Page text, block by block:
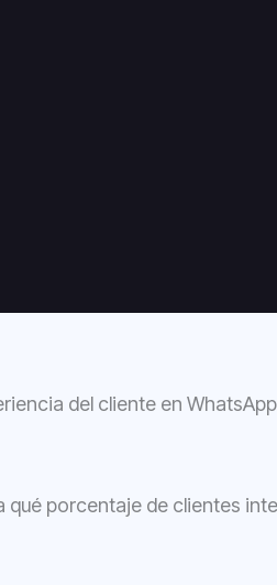
del cliente en
qué porcentaje de clientes